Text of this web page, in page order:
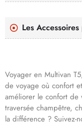
Les
Voyager en Multivan
de voyage où confort
améliorer le confort de
traversée champêtre,
la différence ? Suivez-